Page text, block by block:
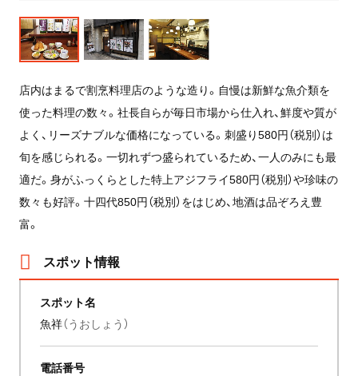
店内はまるで割烹料理店のような造り。自慢は新鮮な魚介類を
使った料理の数々。社長自らが毎日市場から仕入れ、鮮度や質が
よく、リーズナブルな価格になっている。刺盛り580円（税別）は
旬を感じられる。一切れずつ盛られているため、一人のみにも最
適だ。身がふっくらとした特上アジフライ580円（税別）や珍味の
数々も好評。十四代850円（税別）をはじめ、地酒は品ぞろえ豊
富。
スポット情報
スポット名
魚祥（うおしょう）
電話番号